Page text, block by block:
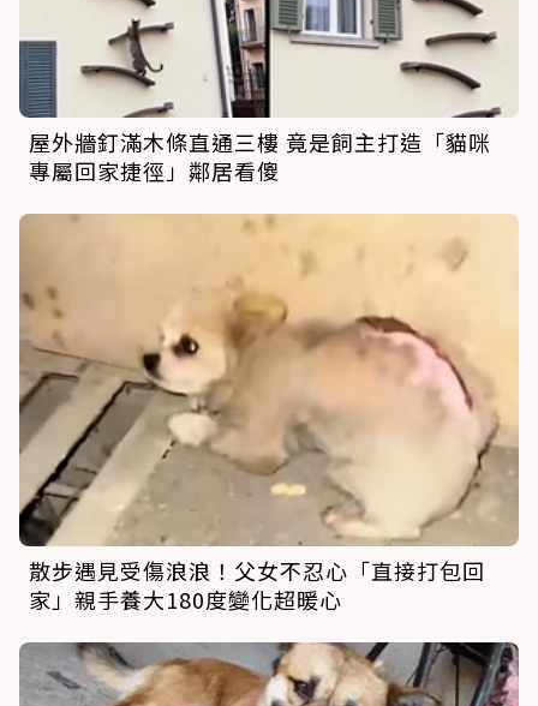
屋外牆釘滿木條直通三樓 竟是飼主打造「貓咪
專屬回家捷徑」鄰居看傻
散步遇見受傷浪浪！父女不忍心「直接打包回
家」親手養大180度變化超暖心